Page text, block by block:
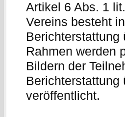
Artikel 6 Abs. 1
Vereins besteht
Berichterstattung
Rahmen werden
Bildern der
Berichterstattung
veröffentlicht.